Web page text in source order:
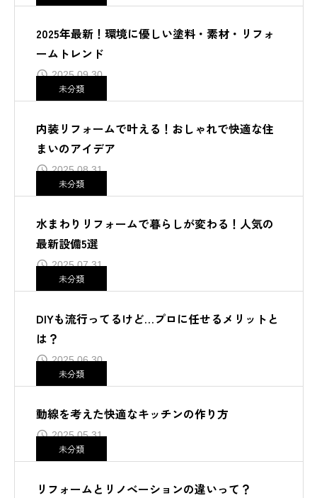
2025年最新！環境に優しい塗料・素材・リフォ
ームトレンド
2025.09.30
未分類
内装リフォームで叶える！おしゃれで快適な住
まいのアイデア
2025.08.31
未分類
水まわりリフォームで暮らしが変わる！人気の
最新設備5選
2025.07.31
未分類
DIYも流行ってるけど…プロに任せるメリットと
は？
2025.06.30
未分類
動線を考えた快適なキッチンの作り方
2025.05.31
未分類
リフォームとリノベーションの違いって？